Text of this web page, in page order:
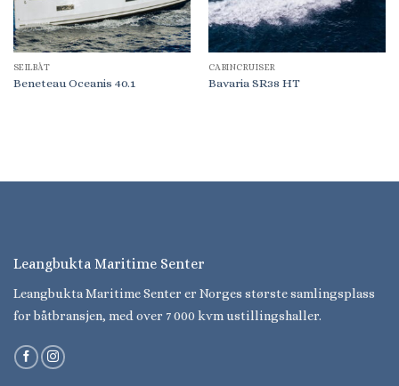
SEILBÅT
Beneteau Oceanis 40.1
CABINCRUISER
Bavaria SR38 HT
Leangbukta Maritime Senter
Leangbukta Maritime Senter er Norges største samlingsplass
for båtbransjen, med over 7 000 kvm ustillingshaller.